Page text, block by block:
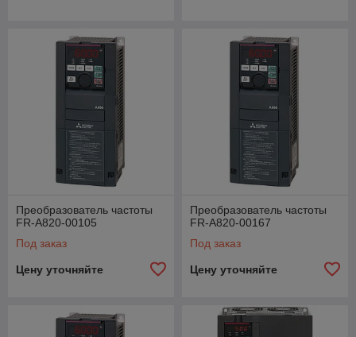
Преобразователь частоты
FR-A820-00105
Под заказ
Цену уточняйте
Преобразователь частоты
FR-A820-00167
Под заказ
Цену уточняйте